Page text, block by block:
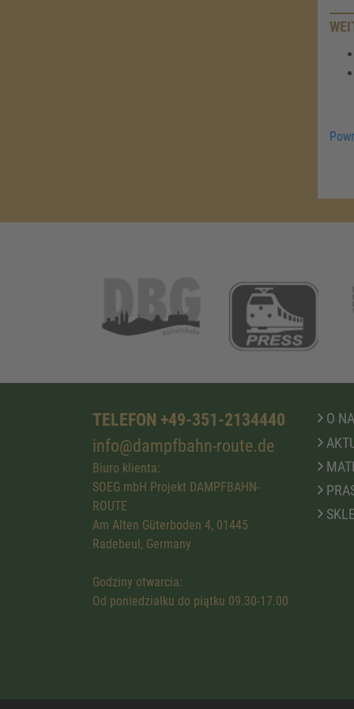
TELEFON +49-351-2134440
info@dampfbahn-route.de
Biuro klienta:
SOEG mbH Projekt DAMPFBAHN-
ROUTE
Am Alten Güterboden 4, 01445
Radebeul, Germany
Godziny otwarcia:
Od poniedziałku do piątku 09.30-17.00
O